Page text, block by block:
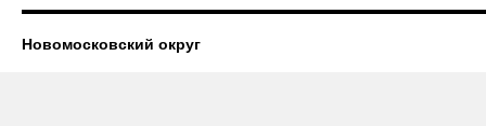
Новомосковский округ